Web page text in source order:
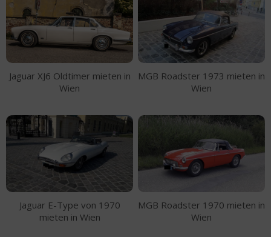
Jaguar XJ6 Oldtimer mieten in
Wien
MGB Roadster 1973 mieten in
Wien
Jaguar E-Type von 1970
mieten in Wien
MGB Roadster 1970 mieten in
Wien